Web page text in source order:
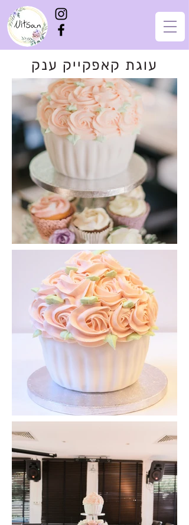
עוגת קאפקייק ענק